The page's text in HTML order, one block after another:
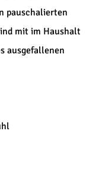
pauschalierten
mit im Haushalt
ausgefallenen